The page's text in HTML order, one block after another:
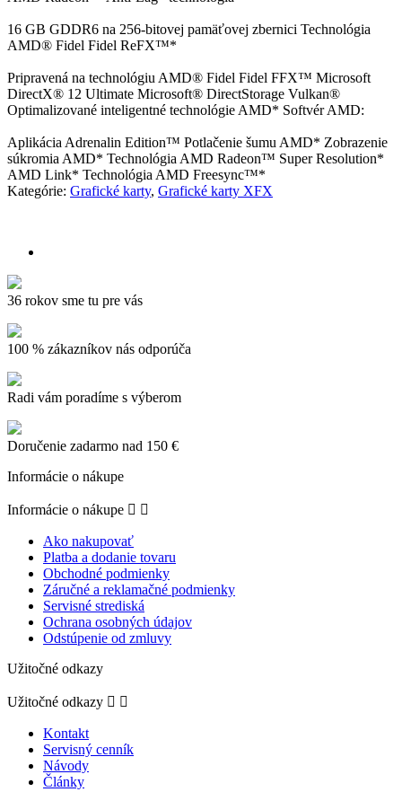
16 GB GDDR6 na 256-bitovej pamäťovej zbernici Technológia
AMD® Fidel Fidel ReFX™*
Pripravená na technológiu AMD® Fidel Fidel FFX™ Microsoft
DirectX® 12 Ultimate Microsoft® DirectStorage Vulkan®
Optimalizované inteligentné technológie AMD* Softvér AMD:
Aplikácia Adrenalin Edition™ Potlačenie šumu AMD* Zobrazenie
súkromia AMD* Technológia AMD Radeon™ Super Resolution*
AMD Link* Technológia AMD Freesync™*
Kategórie: Grafické karty, Grafické karty XFX
36 rokov sme tu pre vás
100 % zákazníkov nás odporúča
Radi vám poradíme s výberom
Doručenie zadarmo nad 150 €
Informácie o nákupe
Informácie o nákupe  
Ako nakupovať
Platba a dodanie tovaru
Obchodné podmienky
Záručné a reklamačné podmienky
Servisné strediská
Ochrana osobných údajov
Odstúpenie od zmluvy
Užitočné odkazy
Užitočné odkazy  
Kontakt
Servisný cenník
Návody
Články